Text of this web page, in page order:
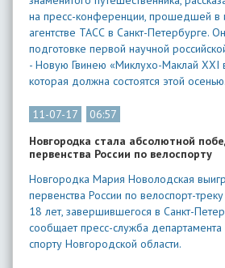
на пресс-конференции, прошедшей
агентстве ТАСС в Санкт-Петербурге.
подготовке первой научной
- Новую Гвинею «Миклухо-Маклай XXI
которая должна состоятся этой осенью.
11-07-17
06:57
Новгородка стала абсолютной
первенства России по велоспорту
Новгородка Мария Новолодская
первенства России по велоспорт-
18 лет, завершившегося в Санкт-
сообщает пресс-служба департамента
спорту Новгородской области.